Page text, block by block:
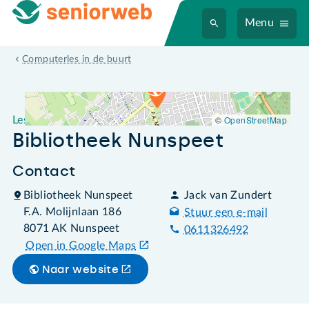
Menu
Computerles in de buurt
Leslocatie Bibliotheek Nunspeet
Leslocatie
Bibliotheek Nunspeet
Contact
Bibliotheek Nunspeet
F.A. Molijnlaan 186
8071 AK Nunspeet
Open in Google Maps
Jack van Zundert
Stuur een e-mail
0611326492
Naar website
©OpenStreetMap